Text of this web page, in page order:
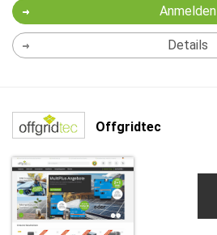
Anmelden
Details
Offgridtec